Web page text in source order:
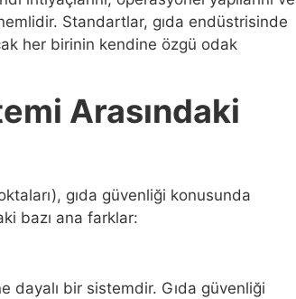
Standartlar, gıda endüstrisinde
her birinin kendine özgü odak
Arasındaki
gıda güvenliği konusunda
bazı ana farklar:
dayalı bir sistemdir. Gıda güvenliği